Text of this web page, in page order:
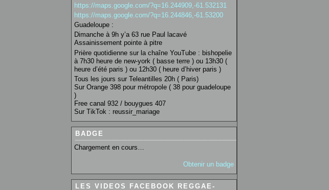
https://maps.google.com/?q=16.244909,-61.532131
https://maps.google.com/?q=16.244846,-61.53200
Guadeloupe :
Dimanche à 9h y’a 63 rue Paul lacavé
Assainissement pointe à pitre
Prière quotidienne sur la chaîne YouTube : bishopelie
à 7h30 heure de new-york ( basse terre ) ou 13h30 (
heure d’été paris ) ou 12h30 ( heure d’hiver paris )
Tous les jours sur Teleantilles 20h ( Paris)
Sur Orange 398 pour métropole ( 38 pour guadeloupe
)
Free canal 932 / bouygues 407
Sur TikTok : reussir_mariage
BADGE
Chargement en cours…
Obtenir un badge
LES VIDEOS FACEBOOK REGGAE-